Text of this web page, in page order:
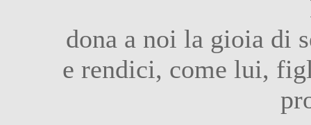
dona a noi la gioia di
e rendici, come lui,